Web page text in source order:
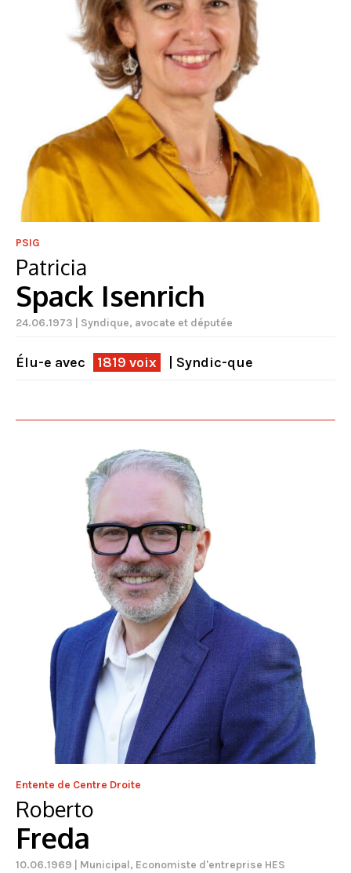
PSIG
Patricia
Spack Isenrich
24.06.1973 | Syndique, avocate et députée
Élu-e avec 1819 voix | Syndic-que
Entente de Centre Droite
Roberto
Freda
10.06.1969 | Municipal, Economiste d'entreprise HES